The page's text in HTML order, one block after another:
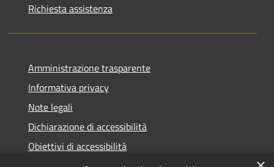
Richiesta assistenza
Amministrazione trasparente
Informativa privacy
Note legali
Dichiarazione di accessibilità
Obiettivi di accessibilità